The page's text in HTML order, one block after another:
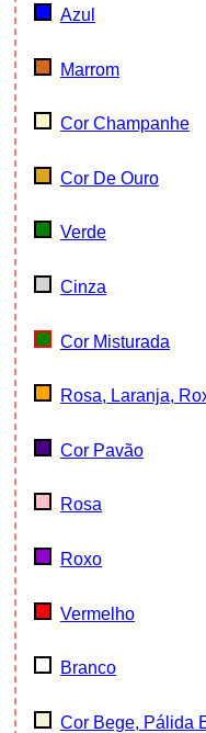
Azul
Marrom
Cor Champanhe
Cor De Ouro
Verde
Cinza
Cor Misturada
Rosa, Laranja,
Cor Pavão
Rosa
Roxo
Vermelho
Branco
Cor Bege, Pálida